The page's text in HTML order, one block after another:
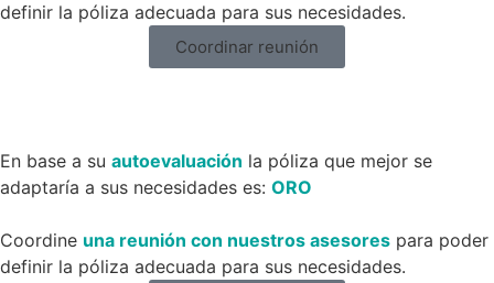
definir la póliza adecuada para sus necesidades.
Coordinar reunión
En base a su autoevaluación la póliza que mejor se
adaptaría a sus necesidades es: ORO
Coordine una reunión con nuestros asesores para poder
definir la póliza adecuada para sus necesidades.